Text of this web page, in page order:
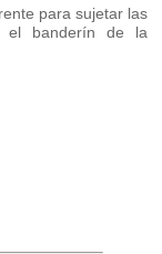
para sujetar las
el banderín de la